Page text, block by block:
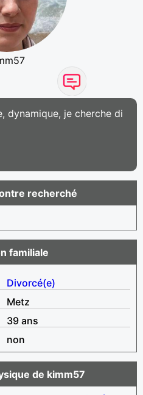
dynamique, je cherche di
recherché
familiale
Divorcé(e)
Metz
39 ans
non
de kimm57